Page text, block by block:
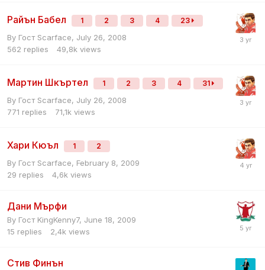
Райън Бабел 1 2 3 4 23
By Гост Scarface, July 26, 2008
562 replies 49,8k views
Мартин Шкъртел 1 2 3 4 31
By Гост Scarface, July 26, 2008
771 replies 71,1k views
Хари Кюъл 1 2
By Гост Scarface, February 8, 2009
29 replies 4,6k views
Дани Мърфи
By Гост KingKenny7, June 18, 2009
15 replies 2,4k views
Стив Финън